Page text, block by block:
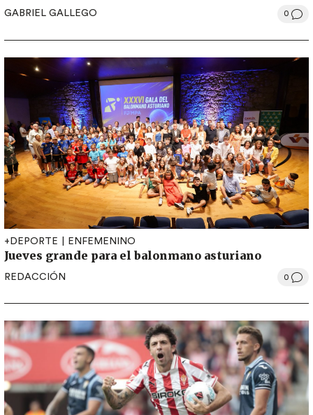
GABRIEL GALLEGO 0
+DEPORTE ENFEMENINO
Jueves grande para el balonmano asturiano
REDACCIÓN 0